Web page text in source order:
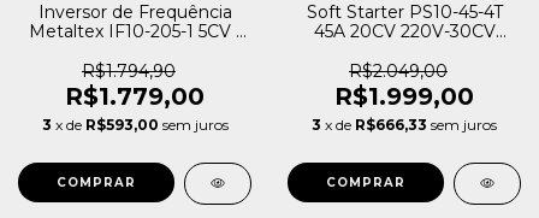
Inversor de Frequência
Metaltex IF10-205-1 5CV /
R$1.794,90
R$1.779,00
3 x de R$593,00 sem juros
Soft Starter PS10-45-4T
45A 20CV 220V-30CV
R$2.049,00
R$1.999,00
3 x de R$666,33 sem juros